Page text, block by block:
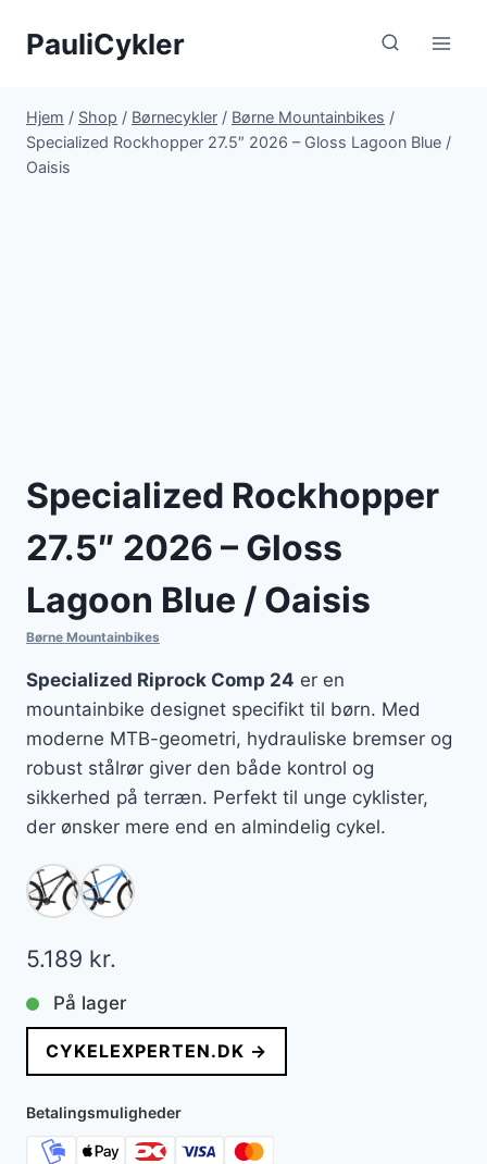
PauliCykler
Hjem / Shop / Børnecykler / Børne Mountainbikes /
Specialized Rockhopper 27.5″ 2026 – Gloss Lagoon Blue /
Oaisis
Specialized Rockhopper
27.5″ 2026 – Gloss
Lagoon Blue / Oaisis
Børne Mountainbikes
Specialized Riprock Comp 24 er en
mountainbike designet specifikt til børn. Med
moderne MTB-geometri, hydrauliske bremser og
robust stålrør giver den både kontrol og
sikkerhed på terræn. Perfekt til unge cyklister,
der ønsker mere end en almindelig cykel.
5.189 kr.
På lager
CYKELEXPERTEN.DK →
Betalingsmuligheder